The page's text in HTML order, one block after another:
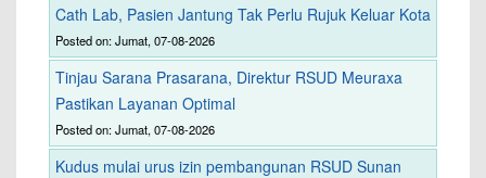
Cath Lab, Pasien Jantung Tak Perlu Rujuk Keluar Kota
Posted on: Jumat, 07-08-2026
Tinjau Sarana Prasarana, Direktur RSUD Meuraxa
Pastikan Layanan Optimal
Posted on: Jumat, 07-08-2026
Kudus mulai urus izin pembangunan RSUD Sunan